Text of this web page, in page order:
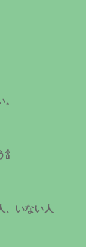
、いない人